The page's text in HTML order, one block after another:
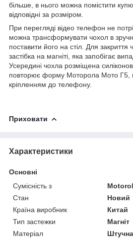
більше, в нього можна помістити
відповідні за розміром.
При перегляді відео телефон не
можна трансформувати чохол в
поставити його на стіл. Для
застібка на магніті, яка запобігає
Усередині чохла розміщена
повторює форму Моторола Мото Г5,
кріпленням до телефону.
Приховати
Характеристики
Основні
Сумісність з
Стан
Новий
Країна виробник
Китай
Тип застежки
Магніт
Матеріал